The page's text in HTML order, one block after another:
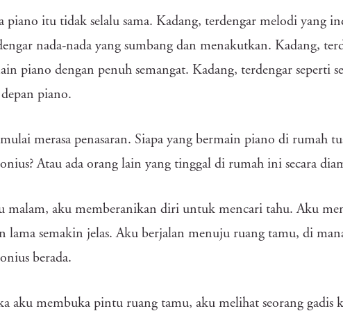
piano itu tidak selalu sama. Kadang, terdengar melodi yang
nada-nada yang sumbang dan menakutkan. Kadang,
piano dengan penuh semangat. Kadang, terdengar seperti
piano.
merasa penasaran. Siapa yang bermain piano di rumah
Atau ada orang lain yang tinggal di rumah ini secara
malam, aku memberanikan diri untuk mencari tahu. Aku
lama semakin jelas. Aku berjalan menuju ruang tamu, di
berada.
aku membuka pintu ruang tamu, aku melihat seorang gadis